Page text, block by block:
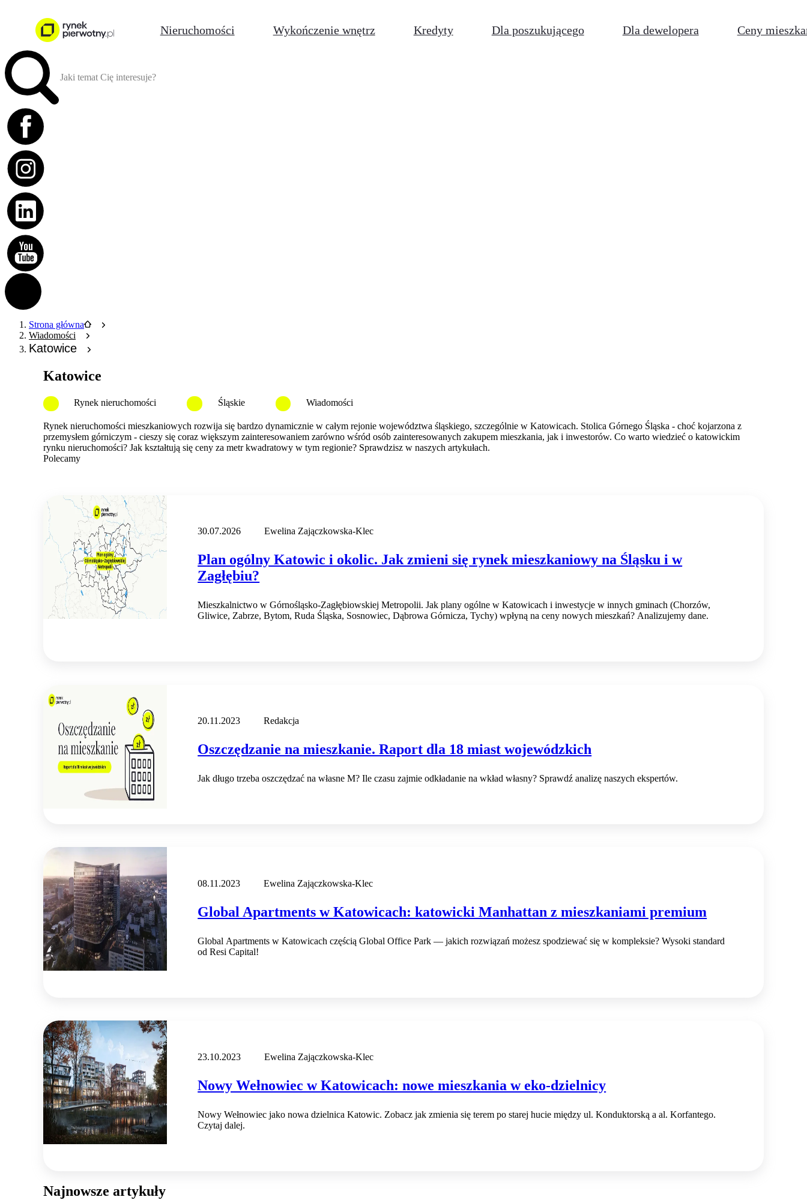
Nieruchomości Wykończenie wnętrz Kredyty Dla poszukującego Dla dewelopera Ceny
Jaki temat Cię interesuje?
Strona główna
Wiadomości
Katowice
Katowice
Rynek nieruchomości Śląskie Wiadomości
Rynek nieruchomości mieszkaniowych rozwija się bardzo dynamicznie w całym rejonie województwa śląskiego, szczególnie w Katowicach. Stolica Górnego Śląska - choć kojarzona z
przemysłem górniczym - cieszy się coraz większym zainteresowaniem zarówno wśród osób zainteresowanych zakupem mieszkania, jak i inwestorów. Co warto wiedzieć o katowickim
rynku nieruchomości? Jak kształtują się ceny za metr kwadratowy w tym regionie? Sprawdzisz w naszych artykułach.
Polecamy
30.07.2026 Ewelina Zajączkowska-Klec
Plan ogólny Katowic i okolic. Jak zmieni się rynek mieszkaniowy na Śląsku i w
Zagłębiu?
Mieszkalnictwo w Górnośląsko-Zagłębiowskiej Metropolii. Jak plany ogólne w Katowicach i inwestycje w innych gminach (Chorzów,
Gliwice, Zabrze, Bytom, Ruda Śląska, Sosnowiec, Dąbrowa Górnicza, Tychy) wpłyną na ceny nowych mieszkań? Analizujemy dane.
20.11.2023 Redakcja
Oszczędzanie na mieszkanie. Raport dla 18 miast wojewódzkich
Jak długo trzeba oszczędzać na własne M? Ile czasu zajmie odkładanie na wkład własny? Sprawdź analizę naszych ekspertów.
08.11.2023 Ewelina Zajączkowska-Klec
Global Apartments w Katowicach: katowicki Manhattan z mieszkaniami premium
Global Apartments w Katowicach częścią Global Office Park — jakich rozwiązań możesz spodziewać się w kompleksie? Wysoki standard
od Resi Capital!
23.10.2023 Ewelina Zajączkowska-Klec
Nowy Wełnowiec w Katowicach: nowe mieszkania w eko-dzielnicy
Nowy Wełnowiec jako nowa dzielnica Katowic. Zobacz jak zmienia się terem po starej hucie między ul. Konduktorską a al. Korfantego.
Czytaj dalej.
Najnowsze artykuły